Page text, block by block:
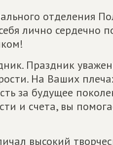
отделения
лично сердечно
Праздник
На Ваших
за будущее
и счета, вы
высокий